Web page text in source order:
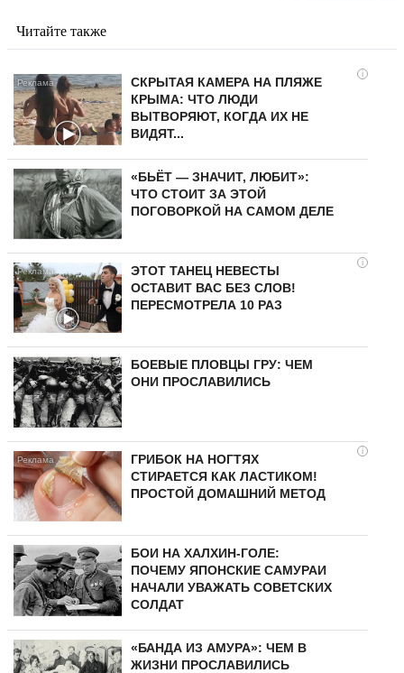
Читайте также
i
СКРЫТАЯ КАМЕРА НА ПЛЯЖЕ
КРЫМА: ЧТО ЛЮДИ
ВЫТВОРЯЮТ, КОГДА ИХ НЕ
ВИДЯТ...
«БЬЁТ — ЗНАЧИТ, ЛЮБИТ»:
ЧТО СТОИТ ЗА ЭТОЙ
ПОГОВОРКОЙ НА САМОМ ДЕЛЕ
i
ЭТОТ ТАНЕЦ НЕВЕСТЫ
ОСТАВИТ ВАС БЕЗ СЛОВ!
ПЕРЕСМОТРЕЛА 10 РАЗ
БОЕВЫЕ ПЛОВЦЫ ГРУ: ЧЕМ
ОНИ ПРОСЛАВИЛИСЬ
i
ГРИБОК НА НОГТЯХ
СТИРАЕТСЯ КАК ЛАСТИКОМ!
ПРОСТОЙ ДОМАШНИЙ МЕТОД
БОИ НА ХАЛХИН-ГОЛЕ:
ПОЧЕМУ ЯПОНСКИЕ САМУРАИ
НАЧАЛИ УВАЖАТЬ СОВЕТСКИХ
СОЛДАТ
«БАНДА ИЗ АМУРА»: ЧЕМ В
ЖИЗНИ ПРОСЛАВИЛИСЬ